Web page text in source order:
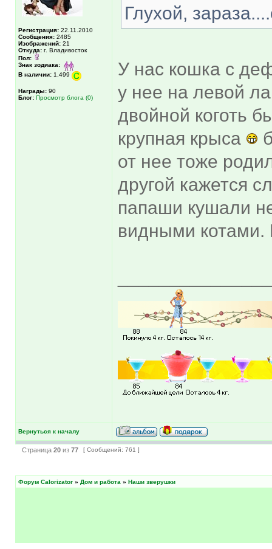
Регистрация: 22.11.2010
Сообщения: 2485
Изображений: 21
Откуда: г. Владивосток
Пол:
Знак зодиака:
В наличии: 1,499
Награды: 90
Блог: Просмотр блога (0)
Глухой,
У нас кошка с
у нее на левой
двойной коготь
крупная крыса
от нее тоже
другой кажется
папаши кушали
видными котами.
Вернуться к началу
Страница 20 из 77 [ Сообщений: 761 ]
Форум Calorizator » Дом и работа » Наши зверушки